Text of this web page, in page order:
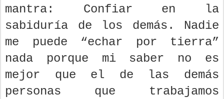
mantra: Confiar en la
sabiduría de los demás. Nadie
me puede “echar por tierra”
nada porque mi saber no es
mejor que el de las demás
personas que trabajamos